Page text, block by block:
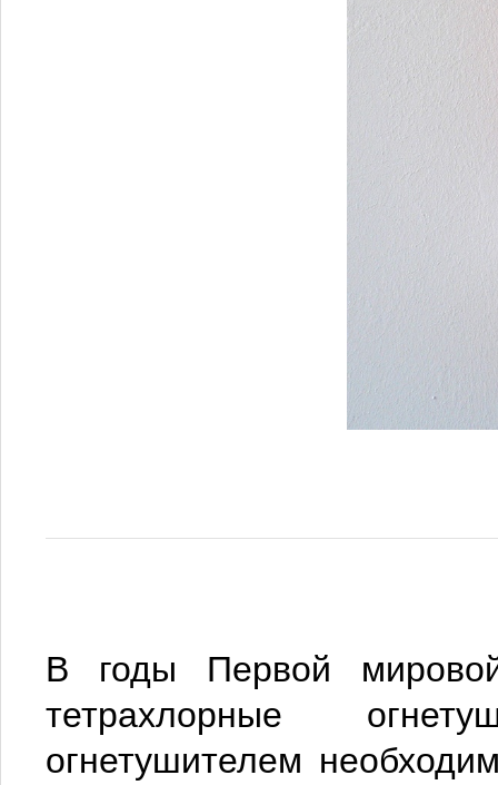
В годы Первой
тетрахлорные
огнетушителем